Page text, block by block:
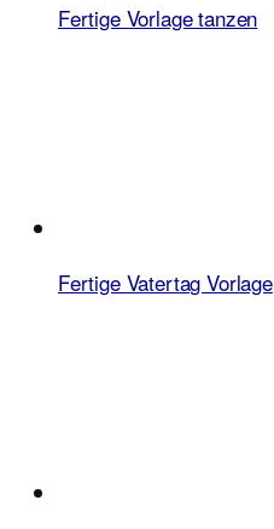
Fertige Vorlage tanzen
Fertige Vatertag Vorlage